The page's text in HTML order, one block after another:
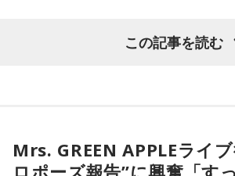
けを作れるんだったらいいなと思いまし
この記事を読む
Mrs. GREEN APPLEライ
ロポーズ報告”に興奮「す